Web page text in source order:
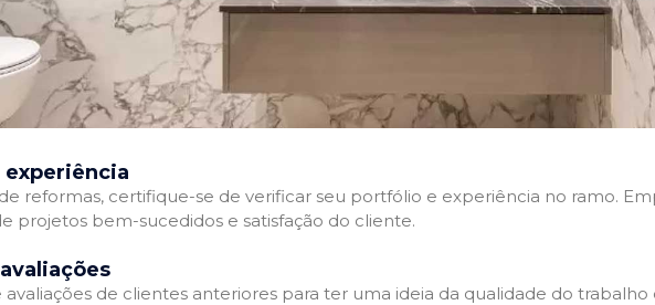
reformas, certifique-se de verificar seu portfólio e experiência no ramo.
projetos bem-sucedidos e satisfação do cliente.
de clientes anteriores para ter uma ideia da qualidade do